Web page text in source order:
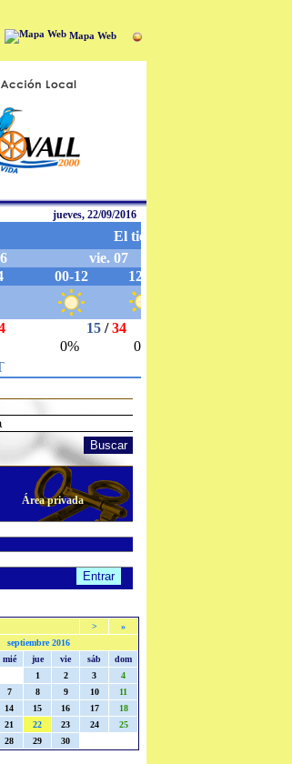
Mapa Web
jueves, 22/09/2016
Área privada
>
»
septiembre 2016
mié jue vie sáb
dom
1
2 3
4
7 8 9 10
11
14 15 16 17
18
21 22 23 24
25
28 29 30